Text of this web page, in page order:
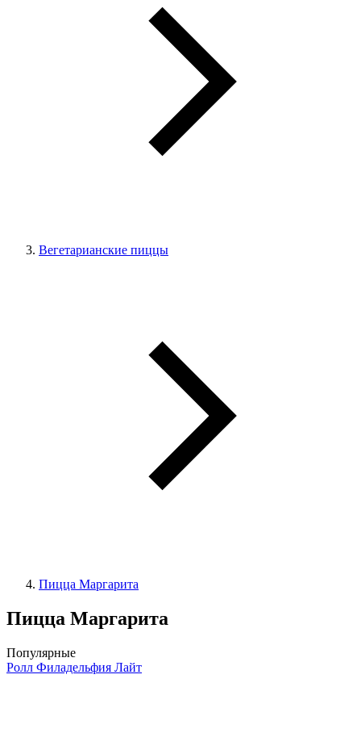
Вегетарианские пиццы
Пицца Маргарита
Пицца Маргарита
Популярные
Ролл Филадельфия Лайт